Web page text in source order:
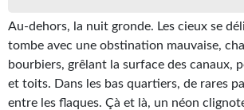
NUMÉRIQUE
Romans et recueils
Une Heure-Lumière
Au-dehors, la nuit gronde. Les cieux se
tombe avec une obstination mauvaise,
bourbiers, grêlant la surface des canaux,
et toits. Dans les bas quartiers, de rares
entre les flaques. Çà et là, un néon